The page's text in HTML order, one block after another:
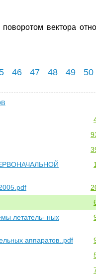
вектора
46 47 48 49 50
летатель- ных
аппаратов..pdf